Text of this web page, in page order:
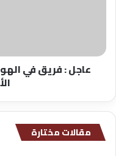
بسبب
الأزمةعاجل : فريق في
مقالات مختارة